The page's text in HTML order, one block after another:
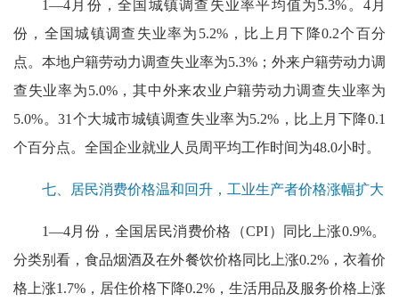
1—4月份，全国城镇调查失业率平均值为5.3%。4月
份，全国城镇调查失业率为5.2%，比上月下降0.2个百分
点。本地户籍劳动力调查失业率为5.3%；外来户籍劳动力调
查失业率为5.0%，其中外来农业户籍劳动力调查失业率为
5.0%。31个大城市城镇调查失业率为5.2%，比上月下降0.1
个百分点。全国企业就业人员周平均工作时间为48.0小时。
七、居民消费价格温和回升，工业生产者价格涨幅扩大
1—4月份，全国居民消费价格（CPI）同比上涨0.9%。
分类别看，食品烟酒及在外餐饮价格同比上涨0.2%，衣着价
格上涨1.7%，居住价格下降0.2%，生活用品及服务价格上涨